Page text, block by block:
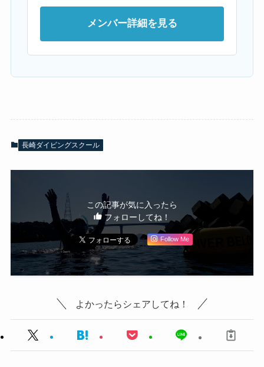
メンバー詳細を見る
長崎ダイビングスクール
この記事が気に入ったら
フォローしてね！
Follow Me
よかったらシェアしてね！